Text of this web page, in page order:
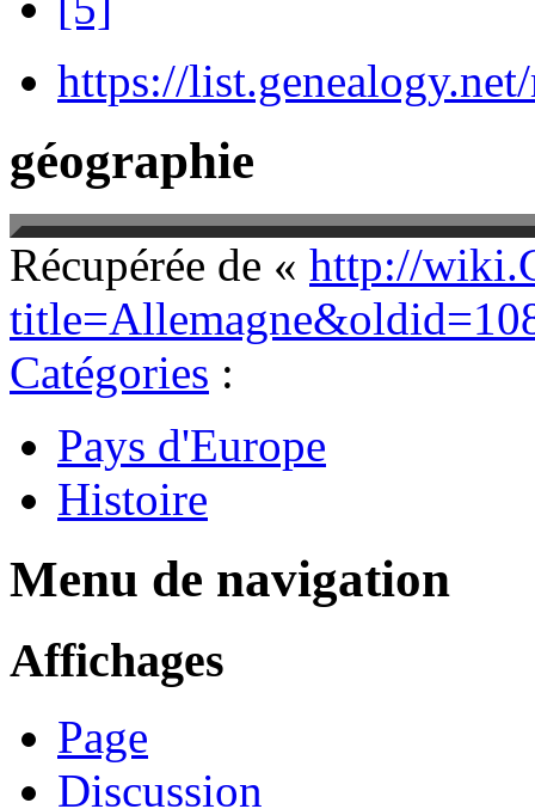
https://
géographie
Récupérée de « http://
Catégories :
Pays d'Europe
Histoire
Menu de navigation
Affichages
Page
Discussion